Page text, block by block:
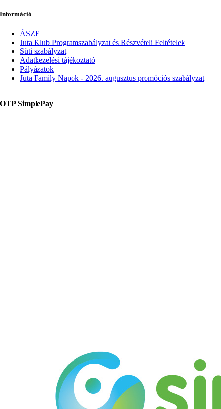
Információ
ÁSZF
Juta Klub Programszabályzat és Részvételi Feltételek
Süti szabályzat
Adatkezelési tájékoztató
Pályázatok
Juta Family Napok - 2026. augusztus promóciós szabályzat
OTP SimplePay